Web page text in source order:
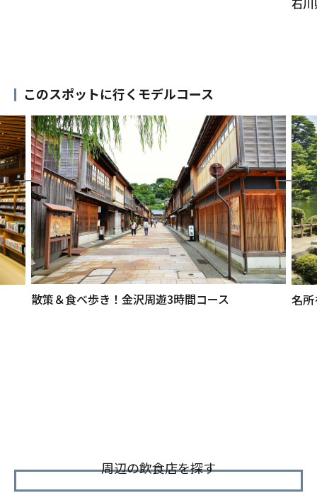
石
このスポットに行くモデルコース
散策＆食べ歩き！金沢周遊3時間コース 名
周辺の飲食店を探す